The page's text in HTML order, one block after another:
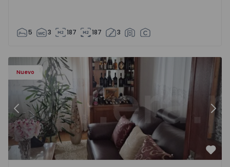
5 3 187 187 3
Nuevo
- 1575635 - 12
Piso de Vivienda T6 Vila Nova de Gaia, Pedroso e
Anterior